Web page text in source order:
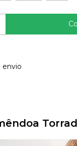
envio